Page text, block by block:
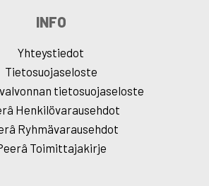
INFO
Yhteystiedot
Tietosuojaseloste
tietosuojaseloste
Henkilövarausehdot
Ryhmävarausehdot
Toimittajakirje